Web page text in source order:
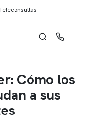
Cómo los
a sus